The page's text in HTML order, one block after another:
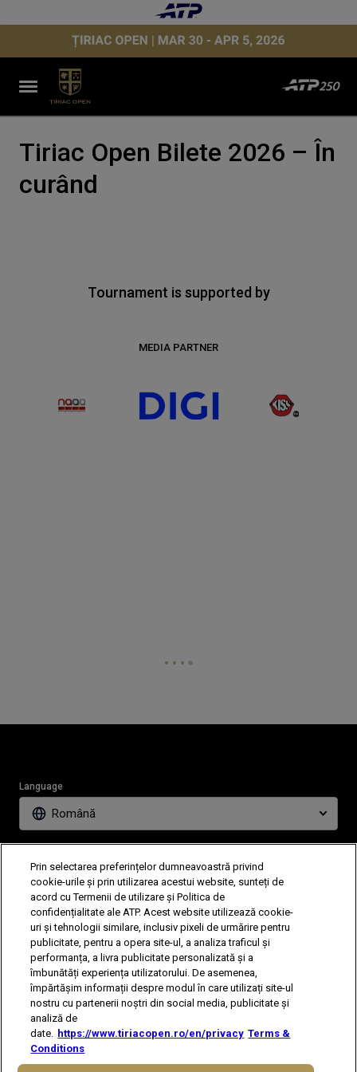
Tiriac Open Bilete 2026 – În
curând
Tournament is supported by
MEDIA PARTNER
Language
Română
Tickets Video
Follow Tiriac Open
The players shown are for illustrative purposes only. Qualification and
participation subject to ATP rules.
illness or other grounds. Photographs courtesy of Getty Images and
Prin selectarea preferințelor dumneavoastră privind
cookie-urile și prin utilizarea acestui website, sunteți de
acord cu Termenii de utilizare și Politica de
confidențialitate ale ATP. Acest website utilizează cookie-
uri și tehnologii similare, inclusiv pixeli de urmărire pentru
publicitate, pentru a opera site-ul, a analiza traficul și
performanța, a livra publicitate personalizată și a
îmbunătăți experiența utilizatorului. De asemenea,
împărtășim informații despre modul în care utilizați site-ul
nostru cu partenerii noștri din social media, publicitate și
analiză de
date. https://www.tiriacopen.ro/en/privacy Terms &
Conditions